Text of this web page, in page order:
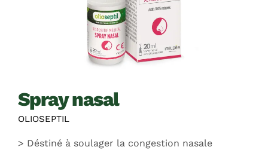
spray nasal
OLIOSEPTIL
Déstiné à soulager la congestion nasale